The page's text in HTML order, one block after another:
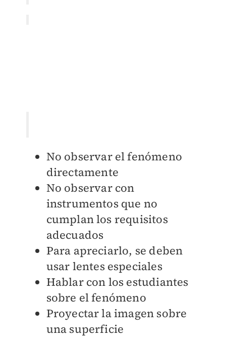
No observar el fenómeno
directamente
No observar con
instrumentos que no
cumplan los requisitos
adecuados
Para apreciarlo, se deben
usar lentes especiales
Hablar con los estudiantes
sobre el fenómeno
Proyectar la imagen sobre
una superficie